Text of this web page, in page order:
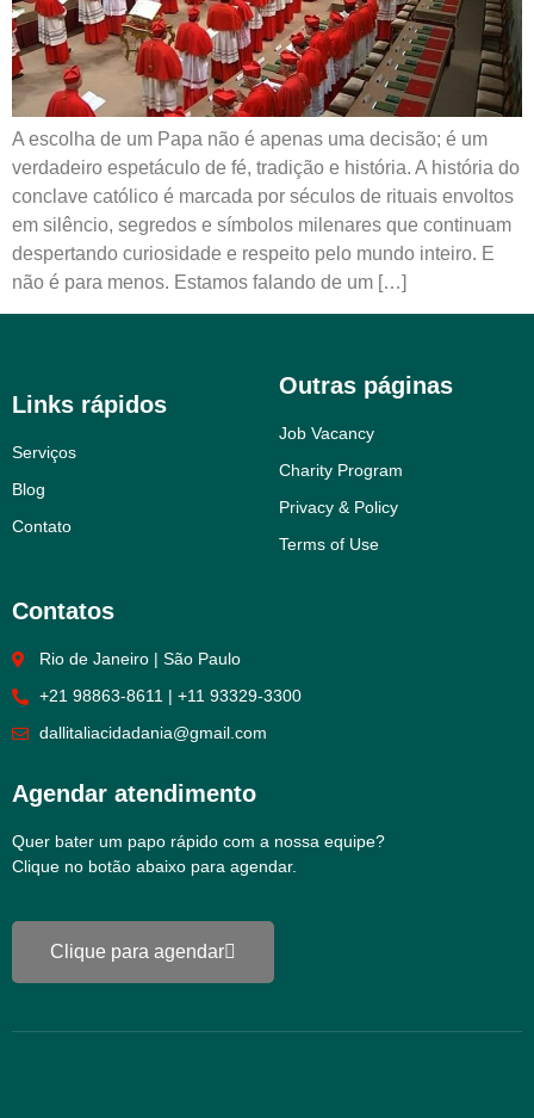
A escolha de um Papa não é apenas uma decisão; é um
verdadeiro espetáculo de fé, tradição e história. A história do
conclave católico é marcada por séculos de rituais envoltos
em silêncio, segredos e símbolos milenares que continuam
despertando curiosidade e respeito pelo mundo inteiro. E
não é para menos. Estamos falando de um […]
Links rápidos
Serviços
Blog
Contato
Outras páginas
Job Vacancy
Charity Program
Privacy & Policy
Terms of Use
Contatos
Rio de Janeiro | São Paulo
+21 98863-8611 | +11 93329-3300
dallitaliacidadania@gmail.com
Agendar atendimento
Quer bater um papo rápido com a nossa equipe?
Clique no botão abaixo para agendar.
Clique para agendar